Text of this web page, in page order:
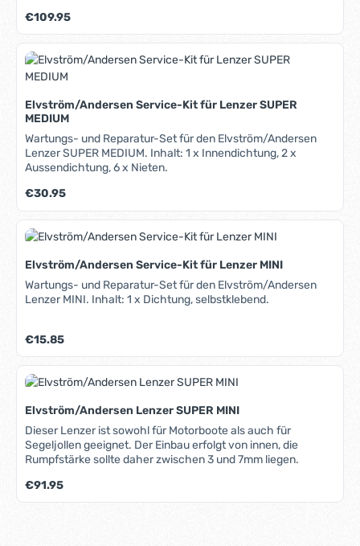
Regulärer Preis:
€109.95
Elvström/Andersen Service-Kit für Lenzer SUPER
MEDIUM
Wartungs- und Reparatur-Set für den Elvström/Andersen
Lenzer SUPER MEDIUM. Inhalt: 1 x Innendichtung, 2 x
Aussendichtung, 6 x Nieten.
Regulärer Preis:
€30.95
Elvström/Andersen Service-Kit für Lenzer MINI
Wartungs- und Reparatur-Set für den Elvström/Andersen
Lenzer MINI. Inhalt: 1 x Dichtung, selbstklebend.
Regulärer Preis:
€15.85
Elvström/Andersen Lenzer SUPER MINI
Dieser Lenzer ist sowohl für Motorboote als auch für
Segeljollen geeignet. Der Einbau erfolgt von innen, die
Rumpfstärke sollte daher zwischen 3 und 7mm liegen.
Regulärer Preis:
€91.95